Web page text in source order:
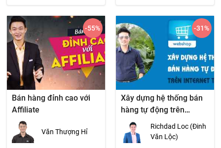
Bán hàng đỉnh cao với
Affiliate
Văn Thượng Hỉ
-55%
Xây dựng hệ thống bán
hàng tự động trên
Internet A-Z
Richdad Loc (Đinh
Văn Lộc)
-31%